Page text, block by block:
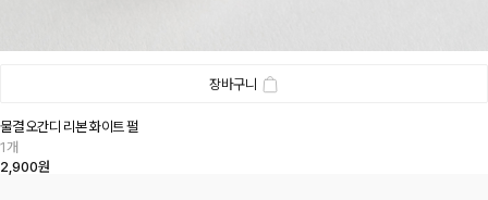
장바구니
물결 오간디 리본 화이트 펄
1개
2,900원